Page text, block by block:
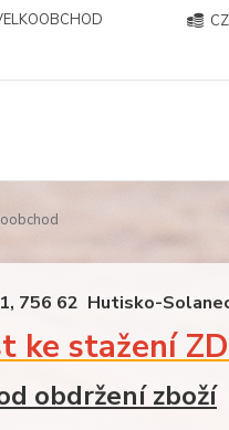
756 62 Hutisko-
ke stažení
obdržení zboží